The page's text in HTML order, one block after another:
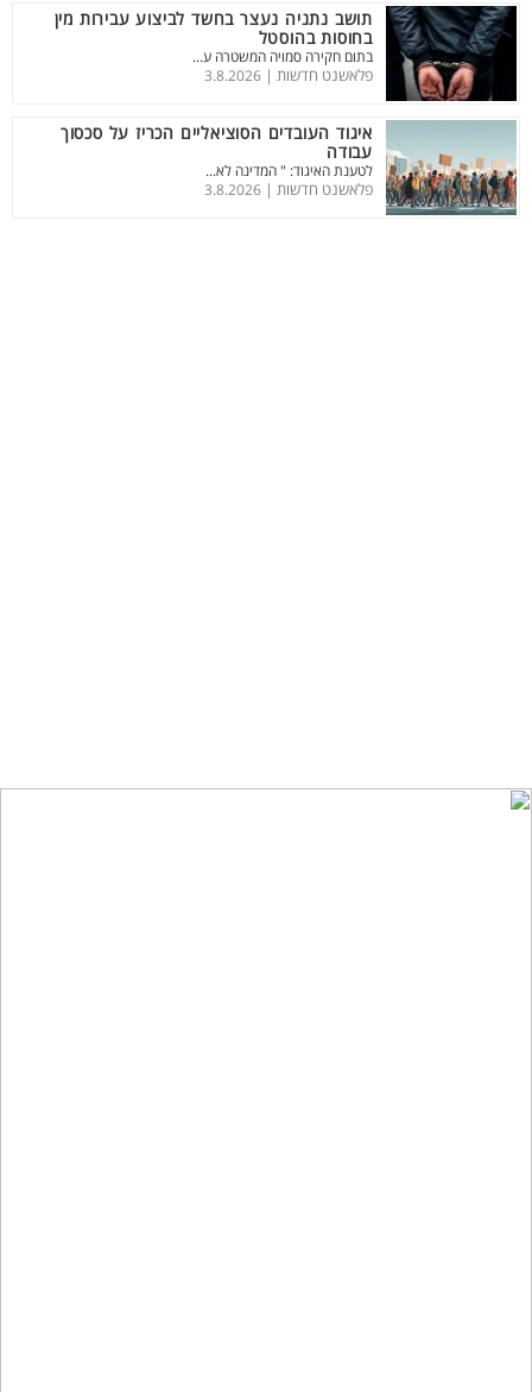
תושב נתניה נעצר בחשד לביצוע עבירות מין
בחוסות בהוסטל
בתום חקירה סמויה המשטרה ע...
פלאשנט חדשות | 3.8.2026
איגוד העובדים הסוציאליים הכריז על סכסוך
עבודה
לטענת האיגוד: " המדינה לא...
פלאשנט חדשות | 3.8.2026